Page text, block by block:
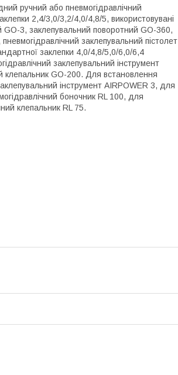
ручний або пневмогідравлічний
2,4/3,0/3,2/4,0/4,8/5, використовувані
3, заклепувальний поворотний GO-360,
заклепувальний пістолет
заклепки 4,0/4,8/5,0/6,0/6,4
заклепувальний інструмент
клепальник GO-200. Для встановлення
інструмент AIRPOWER 3, для
боночник RL 100, для
клепальник RL 75.